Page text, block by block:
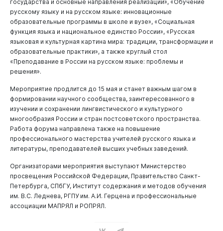
государства и основные направления реализации», «Обучение
русскому языку и на русском языке: инновационные
образовательные программы в школе и вузе», «Социальная
функция языка и национальное единство России», «Русская
языковая и культурная картина мира: традиции, трансформации и
образовательные практики», а также круглый стол
«Преподавание в России на русском языке: проблемы и
решения».
Мероприятие продлится до 15 мая и станет важным шагом в
формировании научного сообщества, заинтересованного в
изучении и сохранении лингвистического и культурного
многообразия России и стран постсоветского пространства.
Работа форума направлена также на повышение
профессионального мастерства учителей русского языка и
литературы, преподавателей высших учебных заведений.
Организаторами мероприятия выступают Министерство
просвещения Российской Федерации, Правительство Санкт-
Петербурга, СПбГУ, Институт содержания и методов обучения
им. В.С. Леднева, РГПУ им. А.И. Герцена и профессиональные
ассоциации МАПРЯЛ и РОПРЯЛ.